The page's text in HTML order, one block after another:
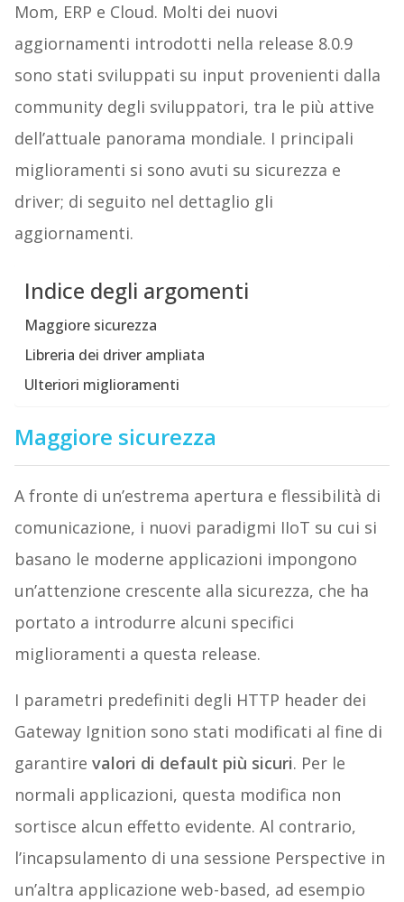
Mom, ERP e Cloud. Molti dei nuovi
aggiornamenti introdotti nella release 8.0.9
sono stati sviluppati su input provenienti dalla
community degli sviluppatori, tra le più attive
dell’attuale panorama mondiale. I principali
miglioramenti si sono avuti su sicurezza e
driver; di seguito nel dettaglio gli
aggiornamenti.
Indice degli argomenti
Maggiore sicurezza
Libreria dei driver ampliata
Ulteriori miglioramenti
Maggiore sicurezza
A fronte di un’estrema apertura e flessibilità di
comunicazione, i nuovi paradigmi IIoT su cui si
basano le moderne applicazioni impongono
un’attenzione crescente alla sicurezza, che ha
portato a introdurre alcuni specifici
miglioramenti a questa release.
I parametri predefiniti degli HTTP header dei
Gateway Ignition sono stati modificati al fine di
garantire valori di default più sicuri. Per le
normali applicazioni, questa modifica non
sortisce alcun effetto evidente. Al contrario,
l’incapsulamento di una sessione Perspective in
un’altra applicazione web-based, ad esempio